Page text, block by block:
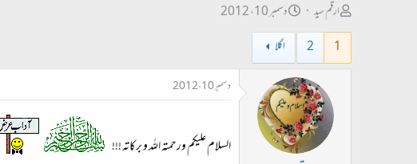
ص
ا
ح
ارقم سید
ت
ا
ی
خ
ا
ب
دسمبر 10، 2012
1
2 اگلا
دسمبر 10، 2012
السلام علیکم ورحمتہ اللہ و برکاتہ !!!